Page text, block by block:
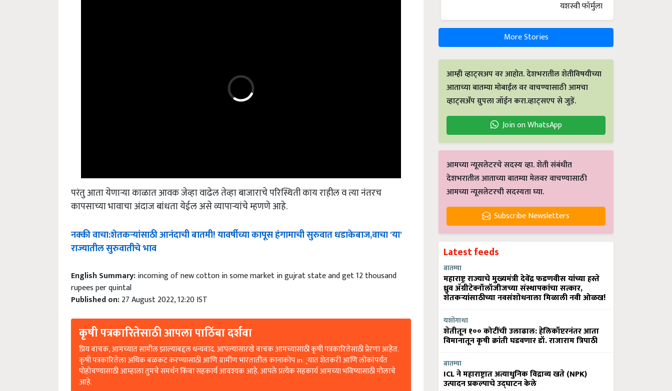
परंतु आता येणाऱ्या काळात आवक जेव्हा वाढेल तेव्हा बाजाराचे परिस्थिती काय राहील व त्या नंतरच
कापसाच्या भावाचा अंदाज बांधता येईल असे व्यापाऱ्यांचे म्हणणे आहे.
नक्कीवाचा:शेतकऱ्यांसाठीआनंदाचीबातमी!यावर्षीच्याकापूसहंगामाचीसुरुवातधडाकेबाजवाचा'या'
राज्यातीलसुरुवातीचेभाव
English Summary: incoming of new cotton in some market in gujrat state and get 12 thousand
rupees per quintal
Published on: 27 August 2022, 12:20 IST
कृषी पत्रकारितेसाठी आपला पाठिंबा दर्शवा
प्रिय वाचक, आमच्यात सामील झाल्याबद्दल धन्यवाद. आपल्यासारखे वाचक आमच्यासाठी कृषी पत्रकारितेसाठी प्रेरणा आहेत.
कृषी पत्रकारितेला अधिक बळकट करण्यासाठी आणि ग्रामीण भारतातील कानाकोप in्यात शेतकरी आणि लोकांपर्यंत
पोहोचण्यासाठी आम्हाला तुमचे समर्थन किंवा सहकार्य आवश्यक आहे. आपले प्रत्येक सहकार्य आमच्या भविष्यासाठी मोलाचे
आहे.
More Stories
आम्ही व्हाट्सअप वर आहोत. देशभरातील शेतीविषयीच्या
आताच्या बातम्या मोबाईल वर वाचण्यासाठी आमचा
व्हाट्सअँप ग्रुपला जॉईन करा.व्हाट्सएप से जुड़ें.
Join on WhatsApp
आमच्या न्यूसलेटरचे सदस्य व्हा. शेती संबंधीत
देशभरातील आताच्या बातम्या मेलवर वाचण्यासाठी
आमच्या न्यूसलेटरची सदस्यता घ्या.
Subscribe Newsletters
Latest feeds
बातम्या
महाराष्ट्र राज्याचे मुख्यमंत्री देवेंद्र फडणवीस यांच्या हस्ते
ध्रुव ॲग्रीटेक्नॉलॉजीजच्या संस्थापकांचा सत्कार,
शेतकऱ्यांसाठीच्या नवसंशोधनाला मिळाली नवी ओळख!
यशोगाथा
शेतीतून १०० कोटींची उलाढाल: हेलिकॉप्टरनंतर आता
विमानातून कृषी क्रांती घडवणार डॉ. राजाराम त्रिपाठी
बातम्या
ICL ने महाराष्ट्रात अत्याधुनिक विद्राव्य खते (NPK)
उत्पादन प्रकल्पाचे उद्घाटन केले